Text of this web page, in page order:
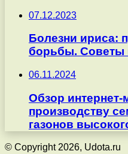
07.12.2023
Болезни ириса:
борьбы. Советы
06.11.2024
Обзор интернет-
производству
газонов
© Copyright 2026, Udota.ru